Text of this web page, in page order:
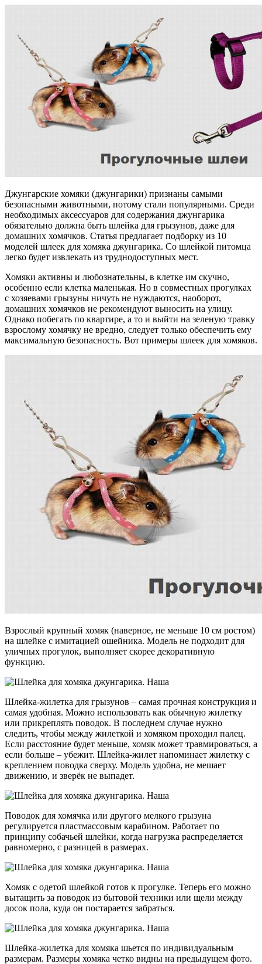
Джунгарские хомяки (джунгарики) признаны самыми
безопасными животными, потому стали популярными. Среди
необходимых аксессуаров для содержания джунгарика
обязательно должна быть шлейка для грызунов, даже для
домашних хомячков. Статья предлагает подборку из 10
моделей шлеек для хомяка джунгарика. Со шлейкой питомца
легко будет извлекать из труднодоступных мест.
Хомяки активны и любознательны, в клетке им скучно,
особенно если клетка маленькая. Но в совместных прогулках
с хозяевами грызуны ничуть не нуждаются, наоборот,
домашних хомячков не рекомендуют выносить на улицу.
Однако побегать по квартире, а то и выйти на зеленую травку
взрослому хомячку не вредно, следует только обеспечить ему
максимальную безопасность. Вот примеры шлеек для хомяков.
Взрослый крупный хомяк (наверное, не меньше 10 см ростом)
на шлейке с имитацией ошейника. Модель не подходит для
уличных прогулок, выполняет скорее декоративную
функцию.
Шлейка-жилетка для грызунов – самая прочная конструкция и
самая удобная. Можно использовать как обычную жилетку
или прикреплять поводок. В последнем случае нужно
следить, чтобы между жилеткой и хомяком проходил палец.
Если расстояние будет меньше, хомяк может травмироваться, а
если больше – убежит. Шлейка-жилет напоминает жилетку с
креплением поводка сверху. Модель удобна, не мешает
движению, и зверёк не выпадет.
Поводок для хомячка или другого мелкого грызуна
регулируется пластмассовым карабином. Работает по
принципу собачьей шлейки, когда нагрузка распределяется
равномерно, с разницей в размерах.
Хомяк с одетой шлейкой готов к прогулке. Теперь его можно
вытащить за поводок из бытовой техники или щели между
досок пола, куда он постарается забраться.
Шлейка-жилетка для хомяка шьется по индивидуальным
размерам. Размеры хомяка четко видны на предыдущем фото.